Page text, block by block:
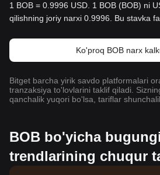
1 BOB = 0.9996 USD. 1 BOB (BOB) ni
qilishning joriy narxi 0.9996. Bu stavka
Ko'proq BOB narx
Bitget barcha yirik savdo platformalari
tranzaksiya to'lovlarini taklif qiladi.
qanchalik yuqori bo'lsa, tariflar
BOB bo'yicha
trendlarining chuqur